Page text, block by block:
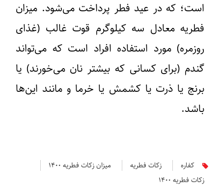
است؛ که در عید فطر پرداخت می‌شود. میزان
فطریه معادل سه کیلوگرم قوت غالب (غذای
روزمره) مورد استفاده افراد است که می‌تواند
گندم (برای کسانی که بیشتر نان می‌خورند) یا
برنج یا ذرت یا کشمش یا خرما و مانند این‌ها
باشد.
کفاره زکات فطریه
میزان زکات فطریه ۱۴۰۰
زکات فطریه ۱۴۰۰